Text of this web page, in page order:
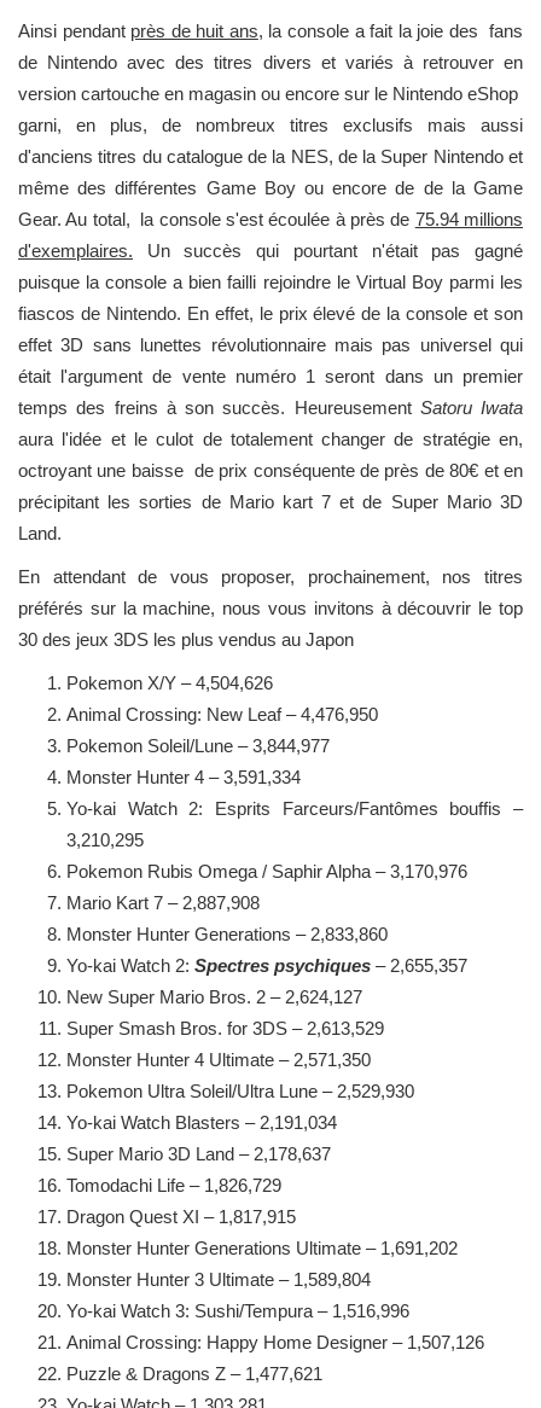
​Ainsi pendant près de huit ans, la console a fait la joie des fans
de Nintendo avec des titres divers et variés à retrouver en
version cartouche en magasin ou encore sur le Nintendo eShop
garni, en plus, de nombreux titres exclusifs mais aussi
d'anciens titres du catalogue de la NES, de la Super Nintendo et
même des différentes Game Boy ou encore de de la Game
Gear. Au total, la console s'est écoulée à près de 75.94 millions
d'exemplaires. Un succès qui pourtant n'était pas gagné
puisque la console a bien failli rejoindre le Virtual Boy parmi les
fiascos de Nintendo. En effet, le prix élevé de la console et son
effet 3D sans lunettes révolutionnaire mais pas universel qui
était l'argument de vente numéro 1 seront dans un premier
temps des freins à son succès. Heureusement Satoru Iwata
aura l'idée et le culot de totalement changer de stratégie en,
octroyant une baisse de prix conséquente de près de 80€ et en
précipitant les sorties de Mario kart 7 et de Super Mario 3D
Land.
En attendant de vous proposer, prochainement, nos titres
préférés sur la machine, nous vous invitons à découvrir le top
30 des jeux 3DS les plus vendus au Japon
Pokemon X/Y – 4,504,626
Animal Crossing: New Leaf – 4,476,950
Pokemon Soleil/Lune – 3,844,977
Monster Hunter 4 – 3,591,334
Yo-kai Watch 2: Esprits Farceurs/Fantômes bouffis –
3,210,295
Pokemon Rubis Omega / Saphir Alpha – 3,170,976
Mario Kart 7 – 2,887,908
Monster Hunter Generations – 2,833,860
Yo-kai Watch 2: Spectres psychiques – 2,655,357
New Super Mario Bros. 2 – 2,624,127
Super Smash Bros. for 3DS – 2,613,529
Monster Hunter 4 Ultimate – 2,571,350
Pokemon Ultra Soleil/Ultra Lune – 2,529,930
Yo-kai Watch Blasters – 2,191,034
Super Mario 3D Land – 2,178,637
Tomodachi Life – 1,826,729
Dragon Quest XI – 1,817,915
Monster Hunter Generations Ultimate – 1,691,202
Monster Hunter 3 Ultimate – 1,589,804
Yo-kai Watch 3: Sushi/Tempura – 1,516,996
Animal Crossing: Happy Home Designer – 1,507,126
Puzzle & Dragons Z – 1,477,621